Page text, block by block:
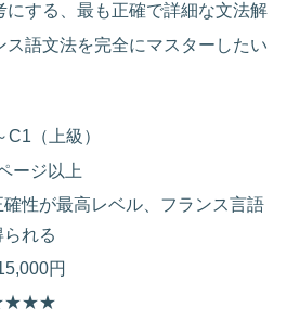
にする、最も正確で詳細な文法解
ス語文法を完全にマスターしたい
C1（上級）
ージ以上
確性が最高レベル、フランス言語
れる
円